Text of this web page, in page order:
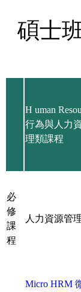
碩士
H uman
行為與人力
理類課程
必
修
課
程
人力資源管
Micro HRM